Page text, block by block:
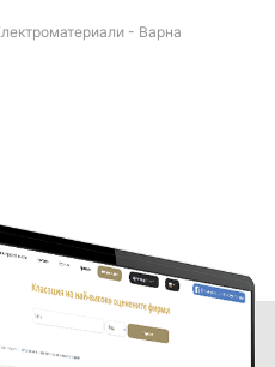
- Варна